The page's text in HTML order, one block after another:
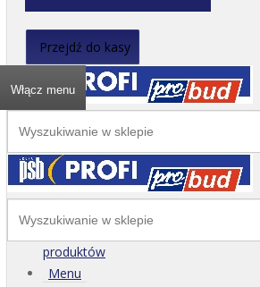
Przejdź do kasy
Włącz menu
produktów
Menu